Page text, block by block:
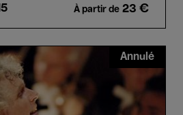
À partir de 23 €
Annulé